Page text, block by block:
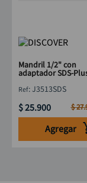
Mandril 1/2" con
adaptador SDS-
:J3513SDS
$25.900 $27.
Agregar